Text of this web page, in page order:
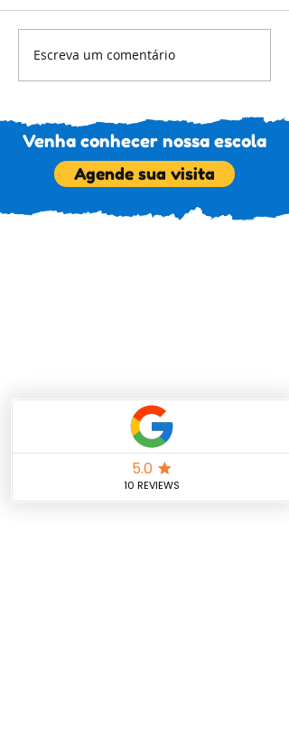
Feira de Troca de
Brinquedos
Escreva um comentário
Venha conhecer nossa escola
Agende sua visita